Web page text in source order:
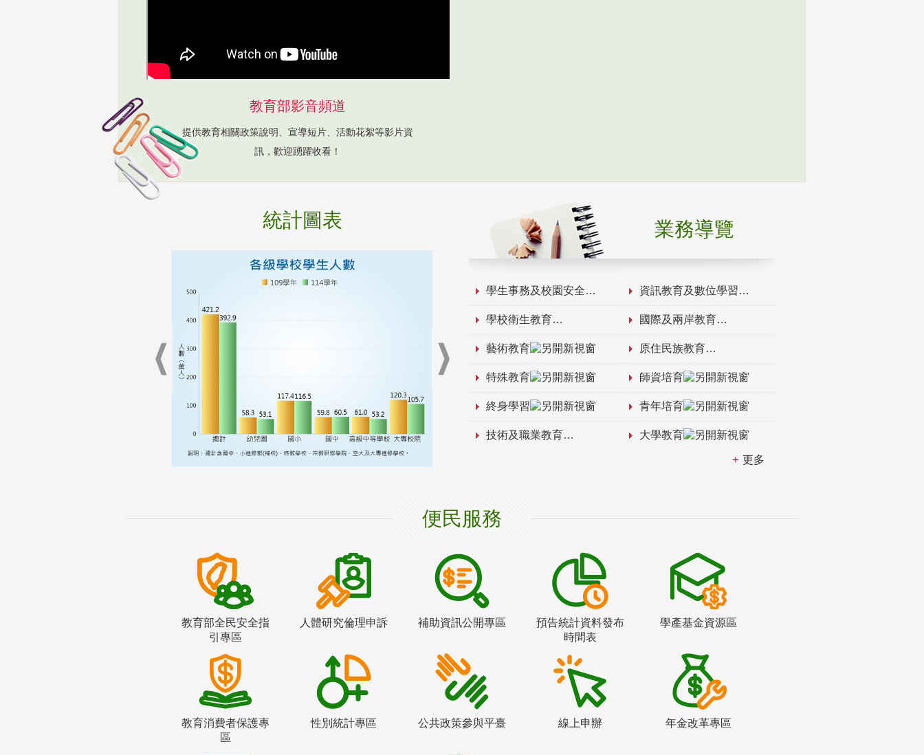
教育部影音頻道
提供教育相關政策說明、宣導短片、活動花絮等影片資
訊，歡迎踴躍收看！
統計圖表 業務導覽
學生事務及校園安全 資訊教育及數位學習
學校衛生教育 國際及兩岸教育
藝術教育 原住民族教育
特殊教育 師資培育
終身學習 青年培育
技術及職業教育 大學教育
更多
便民服務
教育部全民安全指
引專區
人體研究倫理申訴 補助資訊公開專區
預告統計資料發布
時間表
學產基金資源區
教育消費者保護專
區
性別統計專區 公共政策參與平臺 線上申辦 年金改革專區